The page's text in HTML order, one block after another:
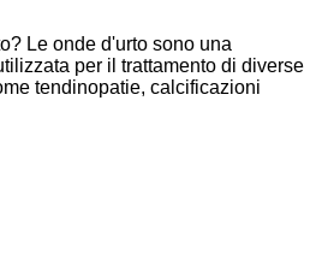
Le onde d'urto sono una
per il trattamento di diverse
tendinopatie, calcificazioni